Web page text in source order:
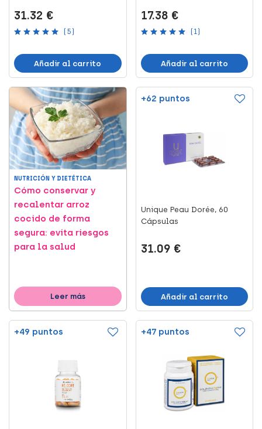
31.32 €
(5)
Añadir al carrito
17.38 €
(1)
Añadir al carrito
NUTRICIÓN Y DIETÉTICA
Cómo conservar y
recalentar arroz
cocido de forma
segura: evita riesgos
para la salud
Leer más
+62 puntos
Unique Peau Dorée, 60
Cápsulas
31.09 €
Añadir al carrito
+49 puntos +47 puntos